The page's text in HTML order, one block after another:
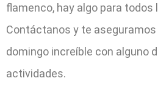
flamenco, hay algo para todos
Contáctanos y te
domingo increíble con alguno
actividades.